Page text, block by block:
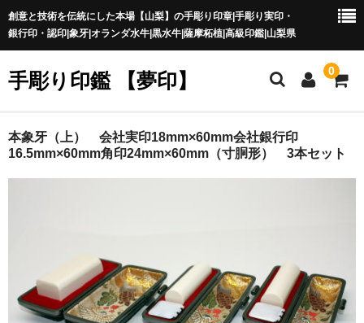
創意と技術を伝統にした本場【山梨】の手彫り印章|手彫り実印・
銀行印・認印|象牙|オランダ水牛|黒水牛|薩摩柘植|高級印鑑|山梨県
手彫り印鑑 【夢印】 0
夢印TOP
印鑑の種類
本象牙（上） 会社実印18mm×60mm会社銀行印
16.5mm×60mm角印24mm×60mm（寸胴形） 3本セット